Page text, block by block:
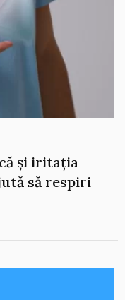
și iritația
să respiri